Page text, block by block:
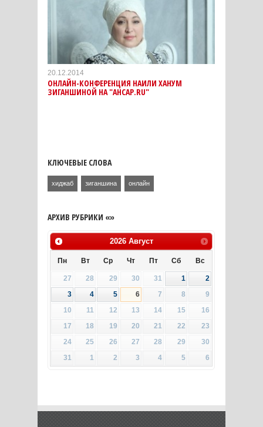
20.12.2014
ОНЛАЙН-КОНФЕРЕНЦИЯ НАИЛИ ХАНУМ
ЗИГАНШИНОЙ НА "АНСАР.RU"
КЛЮЧЕВЫЕ СЛОВА
хиджаб зиганшина онлайн
АРХИВ РУБРИКИ «»
2026 Август
Пн Вт Ср Чт Пт Сб Вс
27 28 29 30 31 1
2
3
4 5 6 7 8
9
10
11 12 13 14 15
16
17
18 19 20 21 22
23
24
25 26 27 28 29
30
31
1 2 3 4 5 6